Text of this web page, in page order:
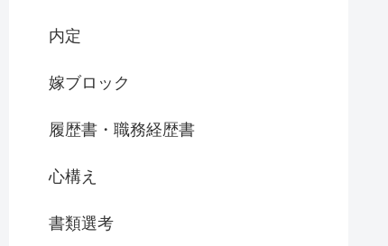
内定
嫁ブロック
履歴書・職務経歴書
心構え
書類選考